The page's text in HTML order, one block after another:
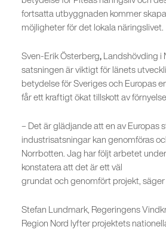
fortsatta utbyggnaden kommer
möjligheter för det lokala näringslivet.
Sven-Erik Österberg
Landshövding i
satsningen är viktigt för länets
betydelse för Sveriges och Europas
får ett kraftigt ökat tillskott av
– Det är glädjande att en av Europas
industrisatsningar kan genomföras
Norrbotten. Jag har följt arbetet
konstatera att det är ett väl
grundat och genomfört projekt, säger
Stefan Lundmark, Regeringens
Region Nord lyfter projektets